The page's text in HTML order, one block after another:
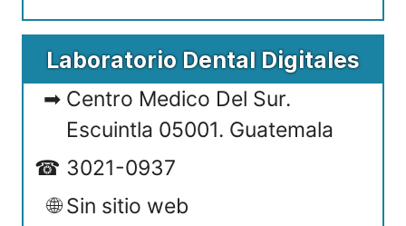
Laboratorio Dental Digitales
Centro Medico Del Sur.
Escuintla 05001. Guatemala
3021-0937
Sin sitio web